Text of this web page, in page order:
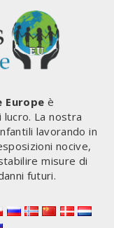
Europe è
La nostra
lavorando in
nocive,
misure di
futuri.